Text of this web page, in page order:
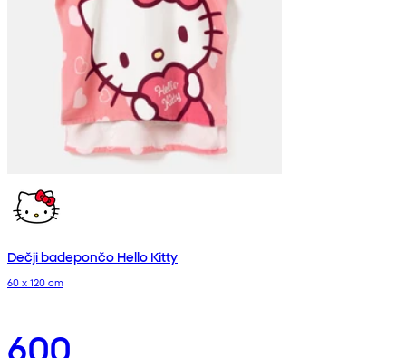
Dečji badepončo Hello Kitty
60 x 120 cm
600